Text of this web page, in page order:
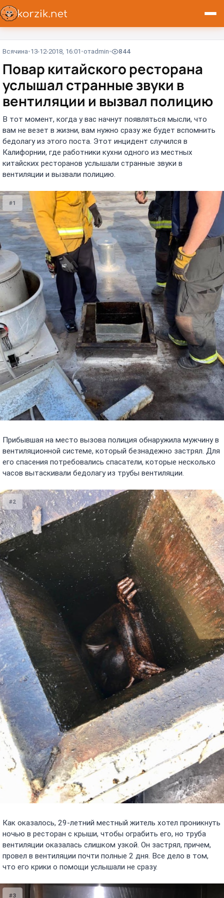
Всячина 13-12-2018, 16:01 отadmin 844
Повар китайского ресторана
услышал странные звуки в
вентиляции и вызвал полицию
В тот момент, когда у вас начнут появляться мысли, что
вам не везет в жизни, вам нужно сразу же будет вспомнить
бедолагу из этого поста. Этот инцидент случился в
Калифорнии, где работники кухни одного из местных
китайских ресторанов услышали странные звуки в
вентиляции и вызвали полицию.
#1
Прибывшая на место вызова полиция обнаружила мужчину в
вентиляционной системе, который безнадежно застрял. Для
его спасения потребовались спасатели, которые несколько
часов вытаскивали бедолагу из трубы вентиляции.
#2
Как оказалось, 29-летний местный житель хотел проникнуть
ночью в ресторан с крыши, чтобы ограбить его, но труба
вентиляции оказалась слишком узкой. Он застрял, причем,
провел в вентиляции почти полные 2 дня. Все дело в том,
что его крики о помощи услышали не сразу.
#3